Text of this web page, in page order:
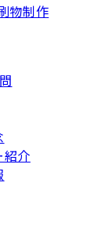
物制作
紹介